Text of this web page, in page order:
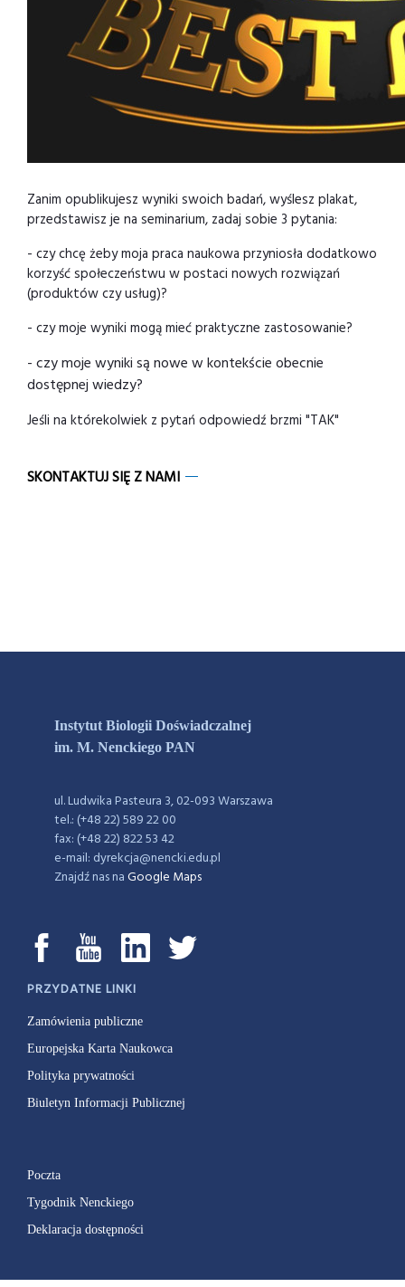
Zanim opublikujesz wyniki swoich badań, wyślesz plakat,
przedstawisz je na seminarium, zadaj sobie 3 pytania:
- czy chcę żeby moja praca naukowa przyniosła dodatkowo
korzyść społeczeństwu w postaci nowych rozwiązań
(produktów czy usług)?
- czy moje wyniki mogą mieć praktyczne zastosowanie?
- czy moje wyniki są nowe w kontekście obecnie
dostępnej wiedzy?
Jeśli na którekolwiek z pytań odpowiedź brzmi "TAK"
SKONTAKTUJ SIĘ Z NAMI
Instytut Biologii Doświadczalnej
im. M. Nenckiego PAN
ul. Ludwika Pasteura 3, 02-093 Warszawa
tel.: (+48 22) 589 22 00
fax: (+48 22) 822 53 42
e-mail: dyrekcja@nencki.edu.pl
Znajdź nas naGoogle Maps
PRZYDATNE LINKI
Zamówienia publiczne
Europejska Karta Naukowca
Polityka prywatności
Biuletyn Informacji Publicznej
Poczta
Tygodnik Nenckiego
Deklaracja dostępności